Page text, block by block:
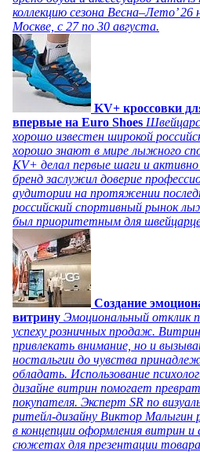
коллекцию сезона Весна–Лето’ 26
Москве, с 27 по 30 августа.
KV+ кроссовки
впервые на Euro Shoes
хорошо известен широкой
хорошо знают в мире лыжного
KV+ делал первые шаги и
бренд заслужил доверие
аудитории на протяжении
российский спортивный рынок
был приоритетным для
Создание
витрину Эмоциональный отклик
успеху розничных продаж.
привлекать внимание, но и
ностальгии до чувства
обладать. Использование
дизайне витрин помогает
покупателя. Эксперт SR по
ритейл-дизайну Виктор Малыгин
в концепции оформления витрин
сюжетах для презентации